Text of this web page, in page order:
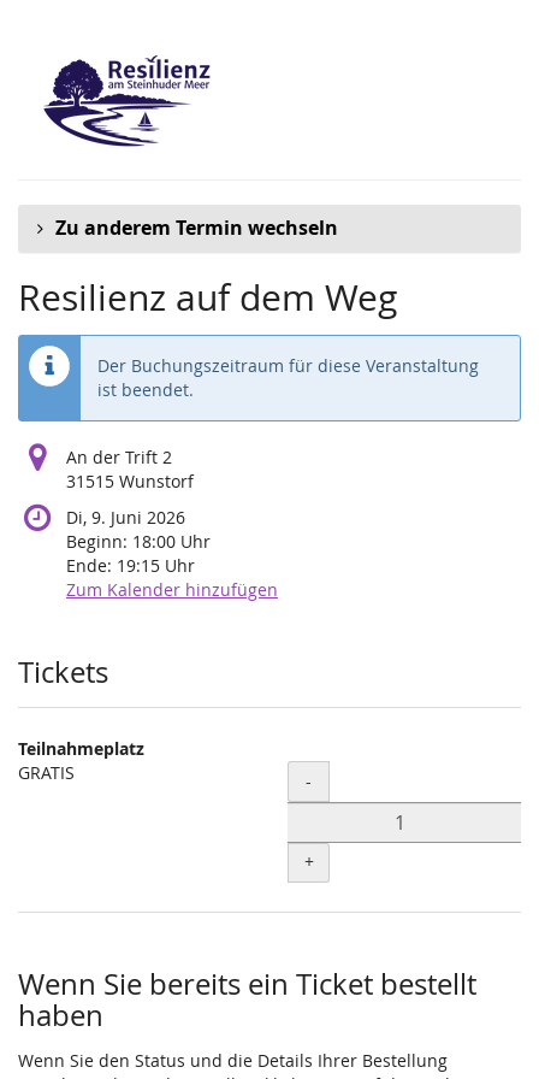
Inhalt
springen
Zu anderem Termin wechseln
Resilienz auf dem Weg
Der Buchungszeitraum für diese Veranstaltung
ist beendet.
An der Trift 2
31515 Wunstorf
Di, 9. Juni 2026
Beginn: 18:00 Uhr
Ende: 19:15 Uhr
Zum Kalender hinzufügen
Produkte
Tickets
Teilnahmeplatz
GRATIS
Menge
-
+
Wenn Sie bereits ein Ticket bestellt
haben
Wenn Sie den Status und die Details Ihrer Bestellung